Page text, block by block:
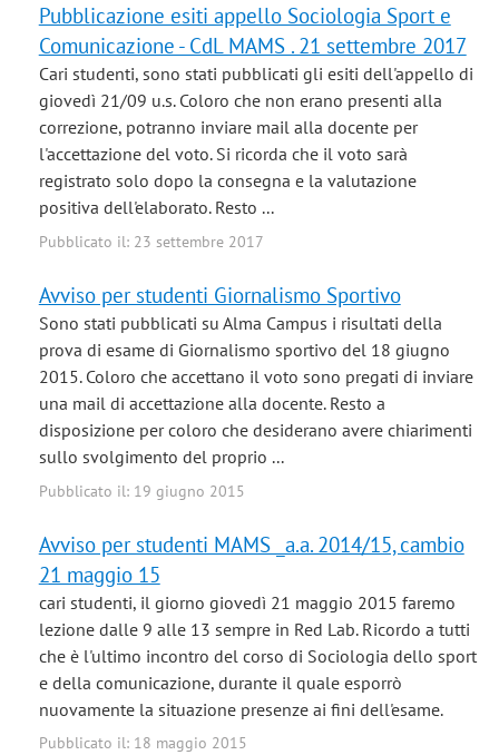
Pubblicazione esiti appello Sociologia Sport e
Comunicazione - CdL MAMS . 21 settembre 2017
Cari studenti, sono stati pubblicati gli esiti dell'appello di
giovedì 21/09 u.s. Coloro che non erano presenti alla
correzione, potranno inviare mail alla docente per
l'accettazione del voto. Si ricorda che il voto sarà
registrato solo dopo la consegna e la valutazione
positiva dell'elaborato. Resto ...
Pubblicato il: 23 settembre 2017
Avviso per studenti Giornalismo Sportivo
Sono stati pubblicati su Alma Campus i risultati della
prova di esame di Giornalismo sportivo del 18 giugno
2015. Coloro che accettano il voto sono pregati di inviare
una mail di accettazione alla docente. Resto a
disposizione per coloro che desiderano avere chiarimenti
sullo svolgimento del proprio ...
Pubblicato il: 19 giugno 2015
Avviso per studenti MAMS _a.a. 2014/15, cambio
21 maggio 15
cari studenti, il giorno giovedì 21 maggio 2015 faremo
lezione dalle 9 alle 13 sempre in Red Lab. Ricordo a tutti
che è l'ultimo incontro del corso di Sociologia dello sport
e della comunicazione, durante il quale esporrò
nuovamente la situazione presenze ai fini dell'esame.
Pubblicato il: 18 maggio 2015